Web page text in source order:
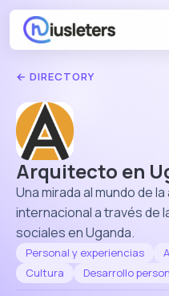
← DIRECTORY
Arquitecto en
Una mirada al mundo de
internacional a través de
sociales en Uganda.
Personal y experiencias
Cultura
Desarrollo